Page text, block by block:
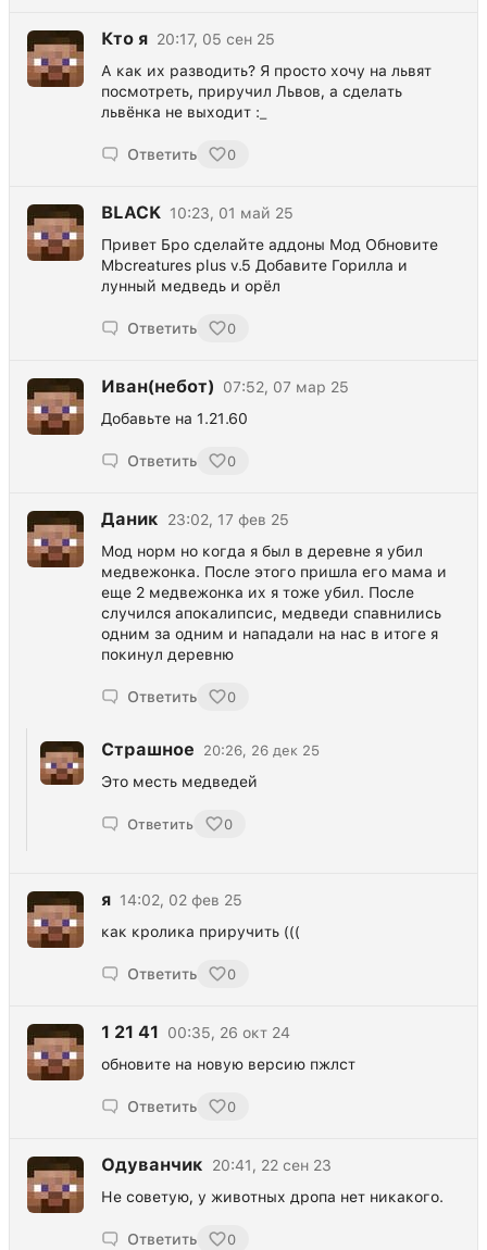
Кто я 20:17, 05 сен 25
А как их разводить? Я просто хочу на львят
посмотреть, приручил Львов, а сделать
львёнка не выходит :_
Ответить 0
BLACK 10:23, 01 май 25
Привет Бро сделайте аддоны Мод Обновите
Mbcreatures plus v.5 Добавите Горилла и
лунный медведь и орёл
Ответить 0
Иван(небот)
07:52, 07 мар 25
Добавьте на 1.21.60
Ответить 0
Даник
23:02, 17 фев 25
Мод норм но когда я был в деревне я убил
медвежонка. После этого пришла его мама и
еще 2 медвежонка их я тоже убил. После
случился апокалипсис, медведи спавнились
одним за одним и нападали на нас в итоге я
покинул деревню
Ответить 0
Страшное 20:26, 26 дек 25
Это месть медведей
Ответить 0
я 14:02, 02 фев 25
как кролика приручить (((
Ответить 0
1 21 41
00:35, 26 окт 24
обновите на новую версию пжлст
Ответить 0
Одуванчик
20:41, 22 сен 23
Не советую, у животных дропа нет никакого.
Ответить 0